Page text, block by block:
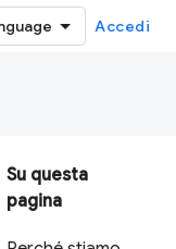
Accedi
Su questa
pagina